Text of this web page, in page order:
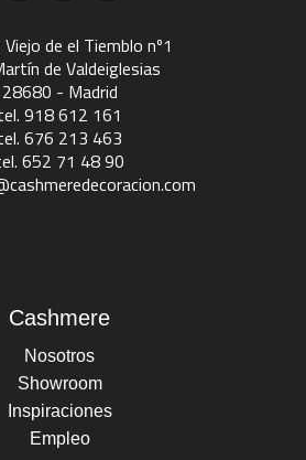
de el Tiemblo nº1
de Valdeiglesias
28680 - Madrid
918 612 161
676 213 463
652 71 48 90
Cashmere
Nosotros
Showroom
Inspiraciones
Empleo